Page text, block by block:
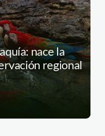
nace la
regional